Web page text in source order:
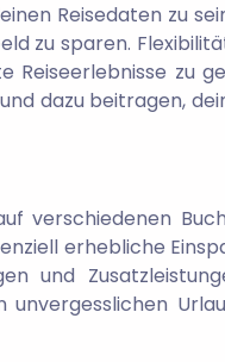
Reisedaten zu
zu sparen.
zu
dazu beitragen,
verschiedenen
erhebliche
und